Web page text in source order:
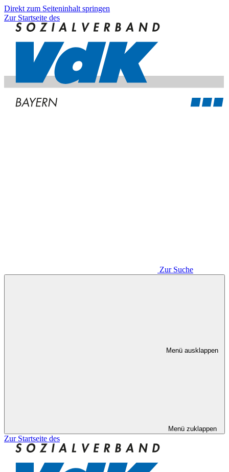
Direkt zum Seiteninhalt springen
Zur Startseite des
Zur Suche
Menü ausklappen
Menü zuklappen
Zur Startseite des